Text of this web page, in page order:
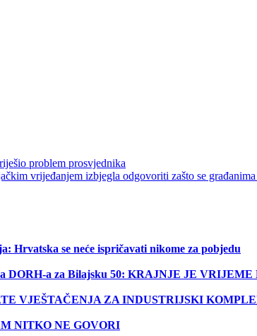
problem prosvjednika
vrijeđanjem izbjegla odgovoriti zašto se
Hrvatska se neće ispričavati nikome za pobjedu
DORH-a za Bilajsku 50: KRAJNJE JE VRIJEME
VJEŠTAČENJA ZA INDUSTRIJSKI
NITKO NE GOVORI